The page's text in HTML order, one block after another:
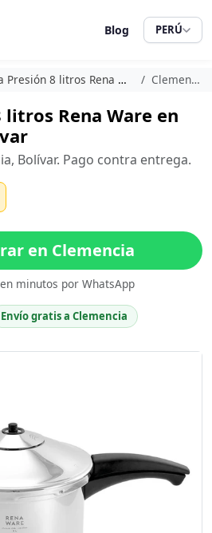
Blog PERÚ
8 litros Rena Ware Clemencia
litros Rena Ware en
Bolívar. Pago contra entrega.
en Clemencia
minutos por WhatsApp
Envío gratis a Clemencia